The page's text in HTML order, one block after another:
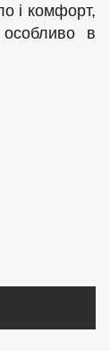
і комфорт,
в